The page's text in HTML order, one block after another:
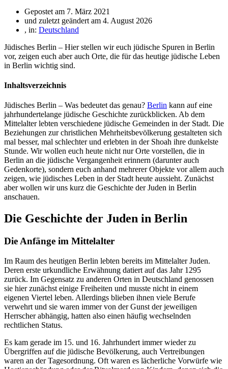
Gepostet am 7. März 2021
und zuletzt geändert am 4. August 2026
, in: Deutschland
Jüdisches Berlin – Hier stellen wir euch jüdische Spuren in Berlin
vor, zeigen euch aber auch Orte, die für das heutige jüdische Leben
in Berlin wichtig sind.
Inhaltsverzeichnis
Jüdisches Berlin – Was bedeutet das genau? Berlin kann auf eine
jahrhundertelange jüdische Geschichte zurückblicken. Ab dem
Mittelalter lebten verschiedene jüdische Gemeinden in der Stadt. Die
Beziehungen zur christlichen Mehrheitsbevölkerung gestalteten sich
mal besser, mal schlechter und erlebten in der Shoah ihre dunkelste
Stunde. Wir wollen euch heute nicht nur Orte vorstellen, die in
Berlin an die jüdische Vergangenheit erinnern (darunter auch
Gedenkorte), sondern euch anhand mehrerer Objekte vor allem auch
zeigen, wie jüdisches Leben in der Stadt heute aussieht. Zunächst
aber wollen wir uns kurz die Geschichte der Juden in Berlin
anschauen.
Die Geschichte der Juden in Berlin
Die Anfänge im Mittelalter
Im Raum des heutigen Berlin lebten bereits im Mittelalter Juden.
Deren erste urkundliche Erwähnung datiert auf das Jahr 1295
zurück. Im Gegensatz zu anderen Orten in Deutschland genossen
sie hier zunächst einige Freiheiten und musste nicht in einem
eigenen Viertel leben. Allerdings blieben ihnen viele Berufe
verwehrt und sie waren immer von der Gunst der jeweiligen
Herrscher abhängig, hatten also einen häufig wechselnden
rechtlichen Status.
Es kam gerade im 15. und 16. Jahrhundert immer wieder zu
Übergriffen auf die jüdische Bevölkerung, auch Vertreibungen
waren an der Tagesordnung. Oft waren es lächerliche Vorwürfe wie